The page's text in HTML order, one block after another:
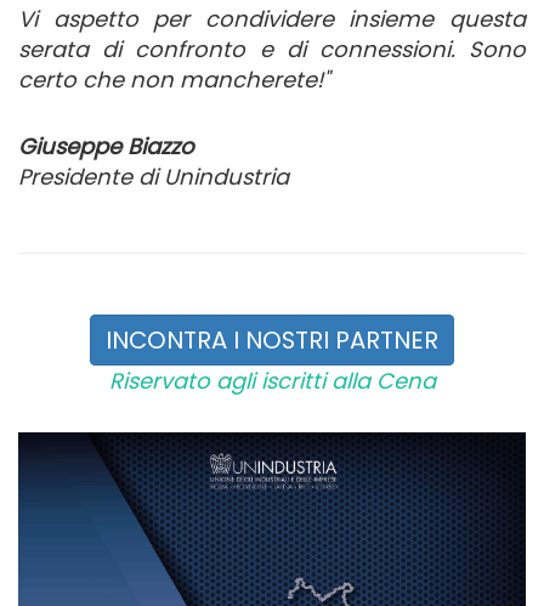
Vi aspetto per condividere insieme questa
serata di confronto e di connessioni. Sono
certo che non mancherete!"
Giuseppe Biazzo
Presidente di Unindustria
INCONTRA I NOSTRI PARTNER
Riservato agli iscritti alla Cena